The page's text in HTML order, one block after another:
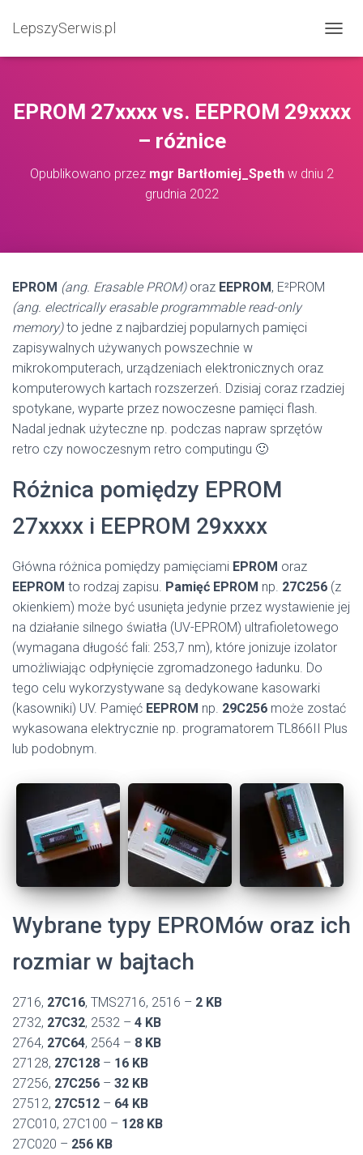
LepszySerwis.pl
EPROM 27xxxx vs. EEPROM 29xxxx
– różnice
Opublikowano przez mgr Bartłomiej_Spethw dniu 2
grudnia 2022
EPROM (ang. Erasable PROM)oraz EEPROM, E²PROM
(ang. electrically erasable programmable read-only
memory)to jedne z najbardziej popularnych pamięci
zapisywalnych używanych powszechnie w
mikrokomputerach, urządzeniach elektronicznych oraz
komputerowych kartach rozszerzeń. Dzisiaj coraz rzadziej
spotykane, wyparte przez nowoczesne pamięci flash.
Nadal jednak użyteczne np. podczas napraw sprzętów
retro czy nowoczesnym retro computingu 🙂
Różnica pomiędzy EPROM
27xxxx i EEPROM 29xxxx
Główna różnica pomiędzy pamięciami EPROM oraz
EEPROM to rodzaj zapisu. Pamięć EPROM np. 27C256 (z
okienkiem) może być usunięta jedynie przez wystawienie jej
na działanie silnego światła (UV-EPROM) ultrafioletowego
(wymagana długość fali: 253,7 nm), które jonizuje izolator
umożliwiając odpłynięcie zgromadzonego ładunku. Do
tego celu wykorzystywane są dedykowane kasowarki
(kasowniki) UV. Pamięć EEPROM np. 29C256 może zostać
wykasowana elektrycznie np. programatorem TL866II Plus
lub podobnym.
Wybrane typy EPROMów oraz ich
rozmiar w bajtach
2716, 27C16, TMS2716, 2516 – 2 KB
2732, 27C32, 2532 – 4 KB
2764, 27C64, 2564 – 8 KB
27128, 27C128 – 16 KB
27256, 27C256 – 32 KB
27512, 27C512 – 64 KB
27C010, 27C100 – 128 KB
27C020 – 256 KB